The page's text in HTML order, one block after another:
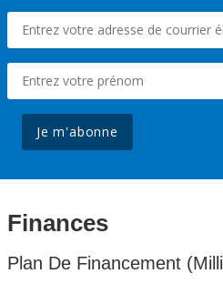
Je m'abonne
Finances
Plan De Financement